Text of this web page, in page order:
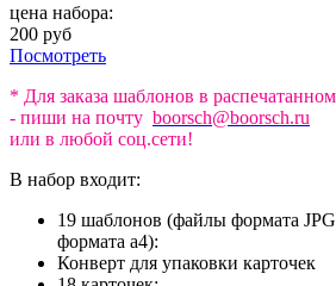
цена набора:
200 руб
Посмотреть
* Для заказа шаблонов в
- пиши на почту boorsch@boorsch.ru
или в любой соц.сети!
В набор входит:
19 шаблонов (файлы формата
формата а4):
Конверт для упаковки карточек